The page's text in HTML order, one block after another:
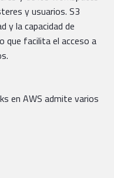
y usuarios. S3
y la capacidad de
que facilita el acceso a
en AWS admite varios